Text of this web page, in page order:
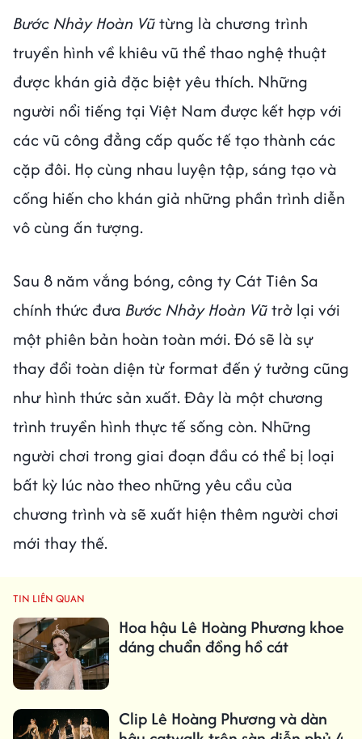
Bước Nhảy Hoàn Vũtừng là chương trình
truyền hình về khiêu vũ thể thao nghệ thuật
được khán giả đặc biệt yêu thích. Những
người nổi tiếng tại Việt Nam được kết hợp với
các vũ công đẳng cấp quốc tế tạo thành các
cặp đôi. Họ cùng nhau luyện tập, sáng tạo và
cống hiến cho khán giả những phần trình diễn
vô cùng ấn tượng.
Sau 8 năm vắng bóng, công ty Cát Tiên Sa
chính thức đưa Bước Nhảy Hoàn Vũtrở lại với
một phiên bản hoàn toàn mới. Đó sẽ là sự
thay đổi toàn diện từ format đến ý tưởng cũng
như hình thức sản xuất. Đây là một chương
trình truyền hình thực tế sống còn. Những
người chơi trong giai đoạn đầu có thể bị loại
bất kỳ lúc nào theo những yêu cầu của
chương trình và sẽ xuất hiện thêm người chơi
mới thay thế.
TIN LIÊN QUAN
Hoa hậu Lê Hoàng Phương khoe
dáng chuẩn đồng hồ cát
Clip Lê Hoàng Phương và dàn